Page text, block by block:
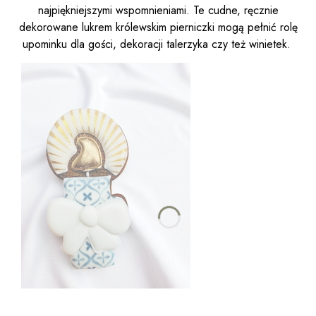
najpiękniejszymi wspomnieniami. Te cudne, ręcznie
dekorowane lukrem królewskim pierniczki mogą pełnić rolę
upominku dla gości, dekoracji talerzyka czy też winietek.